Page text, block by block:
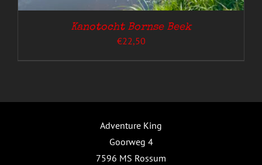
Kanotocht Bornse Beek
€22,50
Adventure King
Goorweg 4
7596 MS Rossum